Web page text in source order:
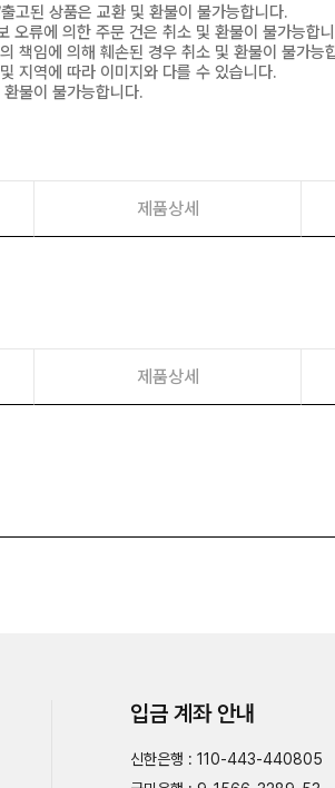
고된 상품은 교환 및 환불이 불가능합니다.
오류에 의한 주문 건은 취소 및 환불이 불가능합
책임에 의해 훼손된 경우 취소 및 환불이 불가능
지역에 따라 이미지와 다를 수 있습니다.
불이 불가능합니다.
제품상세
제품상세
입금 계좌 안내
신한은행 : 110-443-440805